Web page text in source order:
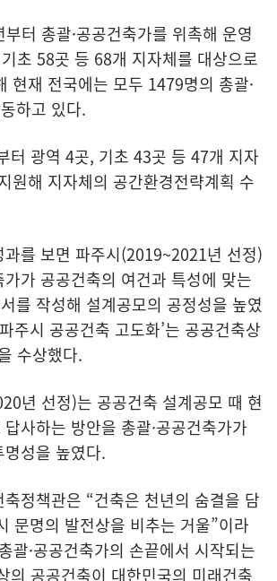
터 총괄·공공건축가를 위촉해 운영
초 58곳 등 68개 지자체를 대상으로
현재 전국에는 모두 1479명의 총괄·
하고 있다.
터 광역 4곳, 기초 43곳 등 47개 지자
원해 지자체의 공간환경전략계획 수
과를 보면 파주시(2019~2021년 선정)
가가 공공건축의 여건과 특성에 맞는
를 작성해 설계공모의 공정성을 높였
주시 공공건축 고도화’는 공공건축상
수상했다.
년 선정)는 공공건축 설계공모 때 현
사하는 방안을 총괄·공공건축가가
성을 높였다.
정책관은 “건축은 천년의 숨결을 담
문명의 발전상을 비추는 거울”이라
괄·공공건축가의 손끝에서 시작되는
의 공공건축이 대한민국의 미래건축